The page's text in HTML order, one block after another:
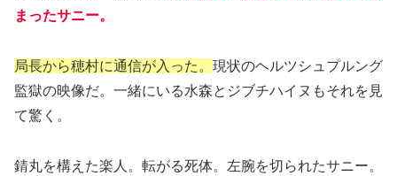
まったサニー。
局長から穂村に通信が入った。 現状のヘルツシュプルング
監獄の映像だ。一緒にいる水森とジブチハイヌもそれを見
て驚く。
錆丸を構えた楽人。転がる死体。左腕を切られたサニー。